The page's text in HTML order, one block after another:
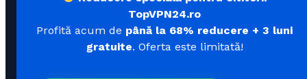
TopVPN24.ro
Profită acum de până la 68% reducere + 3 luni
gratuite. Oferta este limitată!